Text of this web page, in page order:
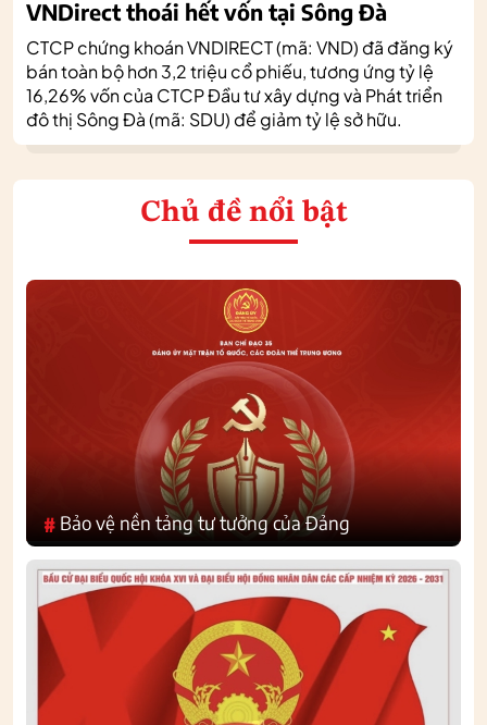
VNDirect thoái hết vốn tại Sông Đà
CTCP chứng khoán VNDIRECT (mã: VND) đã đăng ký
bán toàn bộ hơn 3,2 triệu cổ phiếu, tương ứng tỷ lệ
16,26% vốn của CTCP Đầu tư xây dựng và Phát triển
đô thị Sông Đà (mã: SDU) để giảm tỷ lệ sở hữu.
Chủ đề nổi bật
# Bảo vệ nền tảng tư tưởng của Đảng